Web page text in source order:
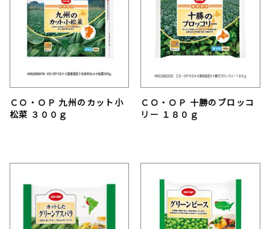
ＣＯ・ＯＰ 九州のカット小
松菜 ３００ｇ
ＣＯ・ＯＰ 十勝のブロッコ
リー １８０ｇ